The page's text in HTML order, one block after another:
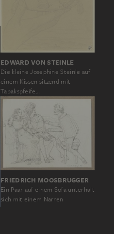
EDWARD VON STEINLE
Die kleine Josephine Steinle auf
einem Kissen sitzend mit
Tabakspfeife…
FRIEDRICH MOOSBRUGGER
Ein Paar auf einem Sofa unterhält
sich mit einem Narren